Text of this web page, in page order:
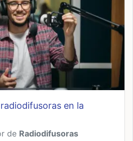
de Radiodifusoras